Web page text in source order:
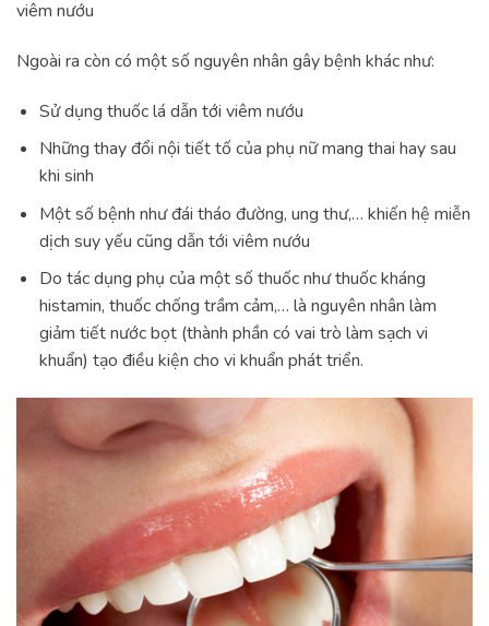
viêm nướu
Ngoài ra còn có một số nguyên nhân gây bệnh khác như:
Sử dụng thuốc lá dẫn tới viêm nướu
Những thay đổi nội tiết tố của phụ nữ mang thai hay sau
khi sinh
Một số bệnh như đái tháo đường, ung thư,… khiến hệ miễn
dịch suy yếu cũng dẫn tới viêm nướu
Do tác dụng phụ của một số thuốc như thuốc kháng
histamin, thuốc chống trầm cảm,… là nguyên nhân làm
giảm tiết nước bọt (thành phần có vai trò làm sạch vi
khuẩn) tạo điều kiện cho vi khuẩn phát triển.